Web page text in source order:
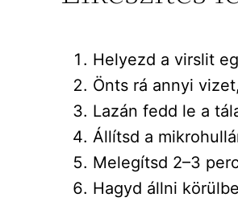
Helyezd a virslit
Önts rá annyi
Lazán fedd le a
Állítsd a
Melegítsd 2–3
Hagyd állni